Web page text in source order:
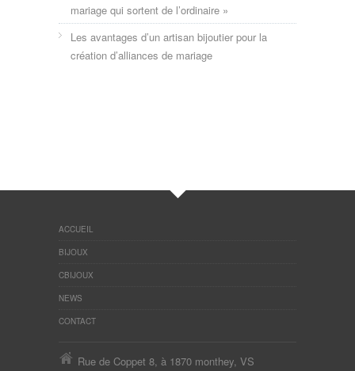
mariage qui sortent de l’ordinaire »
Les avantages d’un artisan bijoutier pour la
création d’alliances de mariage
ACCUEIL
BIJOUX
CBIJOUX
NEWS
CONTACT
Rue de Coppet 8, à 1870 monthey, VS